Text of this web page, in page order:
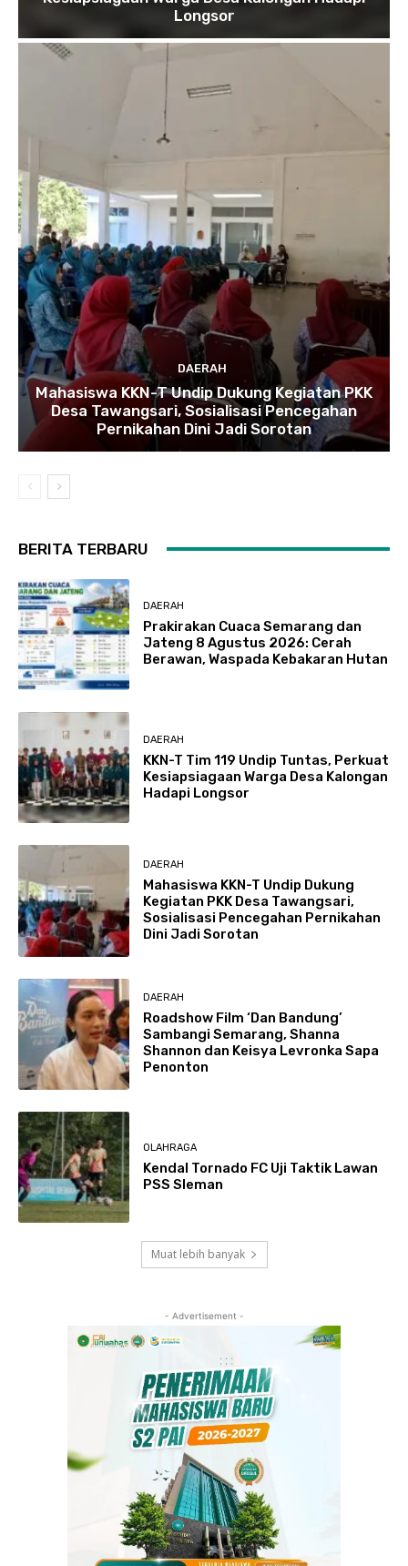
Longsor
DAERAH
Mahasiswa KKN-T Undip Dukung Kegiatan PKK
Desa Tawangsari, Sosialisasi Pencegahan
Pernikahan Dini Jadi Sorotan
BERITA TERBARU
DAERAH
Prakirakan Cuaca Semarang dan
Jateng 8 Agustus 2026: Cerah
Berawan, Waspada Kebakaran Hutan
DAERAH
KKN-T Tim 119 Undip Tuntas, Perkuat
Kesiapsiagaan Warga Desa Kalongan
Hadapi Longsor
DAERAH
Mahasiswa KKN-T Undip Dukung
Kegiatan PKK Desa Tawangsari,
Sosialisasi Pencegahan Pernikahan
Dini Jadi Sorotan
DAERAH
Roadshow Film ‘Dan Bandung’
Sambangi Semarang, Shanna
Shannon dan Keisya Levronka Sapa
Penonton
OLAHRAGA
Kendal Tornado FC Uji Taktik Lawan
PSS Sleman
Muat lebih banyak
- Advertisement -